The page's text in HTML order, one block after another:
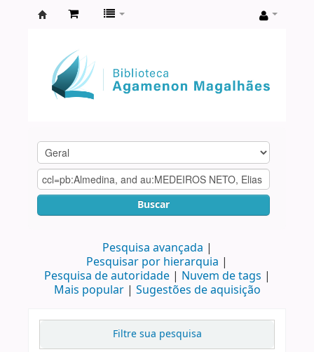
Agamenon
Magalhães
Buscar
Pesquisa avançada
Pesquisar por hierarquia
Pesquisa de autoridade
Nuvem de tags
Mais popular
Sugestões de aquisição
Filtre sua pesquisa